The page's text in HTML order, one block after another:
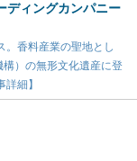
ディングカンパニー
。香料産業の聖地とし
）の無形文化遺産に登
細】